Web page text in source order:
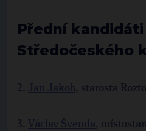
Přední kandidáti
Středočeského
2. , starosta
3. ,